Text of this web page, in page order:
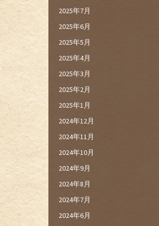
2025年7月
2025年6月
2025年5月
2025年4月
2025年3月
2025年2月
2025年1月
2024年12月
2024年11月
2024年10月
2024年9月
2024年8月
2024年7月
2024年6月